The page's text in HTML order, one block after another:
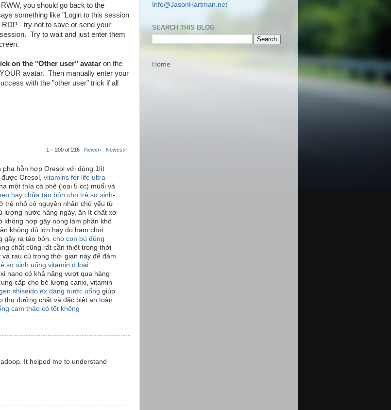
you should go back to the
something like "Login to this session
- try not to save or send your
Try to wait and just enter them
on the "Other user" avatar on the
avatar. Then manually enter your
with the "other user" trick if all
1 – 200 of 216 Newer› Newest»
pha hỗn hợp Oresol với đúng 1lít
Oresol, vitamins for life ultra
một thìa cà phê (loại 5 cc) muối và
hay chữa táo bón cho trẻ sơ sinh-
trẻ nhỏ có nguyên nhân chủ yếu từ
lượng nước hàng ngày, ăn ít chất xơ
không hợp gây nóng làm phân khô
không đủ lớn hay do ham chơi
gây ra táo bón. cho con bú đúng
chất cũng rất cần thiết trong thời
rau củ trong thời gian này để đảm
sơ sinh uống vitamin d loại
nano có khả năng vượt qua hàng
cấp cho bé lượng canxi, vitamin
shiseido ex dạng nước uống giúp
thụ dưỡng chất và đặc biệt an toàn
cam thảo có tốt không
It helped me to understand
Info@JasonHartman.net
SEARCH THIS BLOG
Home